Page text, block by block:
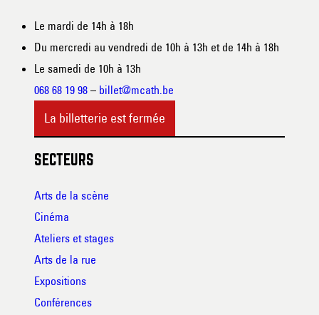
Le mardi de 14h à 18h
Du mercredi au vendredi de 10h à 13h et de 14h à 18h
Le samedi de 10h à 13h
068 68 19 98 – billet@mcath.be
La billetterie est fermée
SECTEURS
Arts de la scène
Cinéma
Ateliers et stages
Arts de la rue
Expositions
Conférences